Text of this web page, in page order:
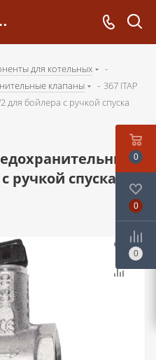
ручкой спуска - kotelsochi.ru
для котельных
-
клапаны
- 367 ITAP
бойлера с ручкой спуска
ручкой спуска
0
0
0